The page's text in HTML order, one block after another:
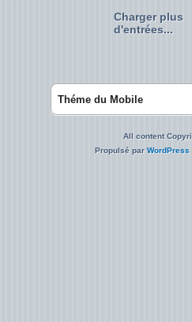
Charger plus
d'entrées...
Théme du Mobile
All content
Propulsé parWordPress